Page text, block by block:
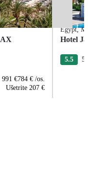
991 €784 € /os.
Ušetrite 207 €
Egypt,
Hotel
5.5